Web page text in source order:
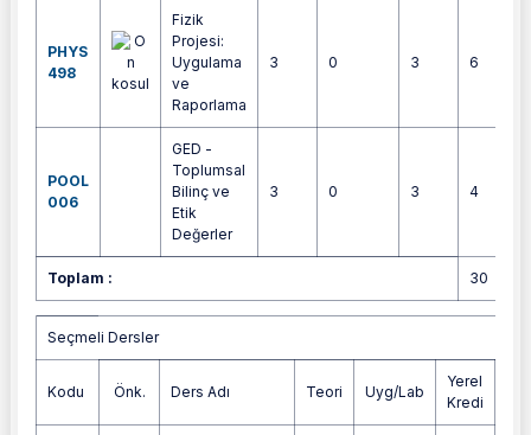
PHYS
498
Fizik
Projesi:
Uygulama
ve
Raporlama
3 0 3 6
POOL
006
GED -
Toplumsal
Bilinç ve
Etik
Değerler
3 0 3 4
Toplam : 30
Seçmeli Dersler
Seçmeli Dersler
Kodu Önk. Ders Adı Teori Uyg/Lab
Yerel
Kredi